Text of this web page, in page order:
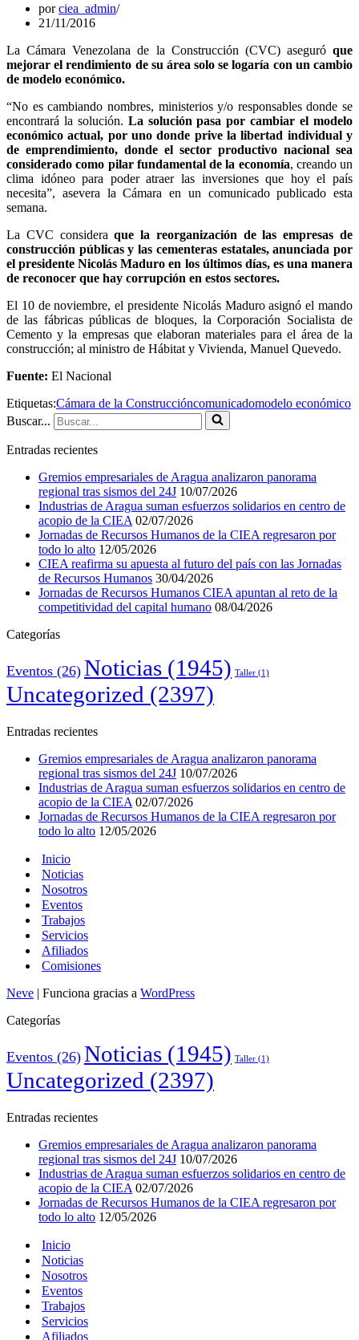
porciea_admin
21/11/2016
La Cámara Venezolana de la Construcción (CVC) aseguró que
mejorar el rendimiento de su área solo se logaría con un cambio
de modelo económico.
“No es cambiando nombres, ministerios y/o responsables donde se
encontrará la solución. La solución pasa por cambiar el modelo
económico actual, por uno donde prive la libertad individual y
de emprendimiento, donde el sector productivo nacional sea
considerado como pilar fundamental de la economía, creando un
clima idóneo para poder atraer las inversiones que hoy el país
necesita”, asevera la Cámara en un comunicado publicado esta
semana.
La CVC consideraque la reorganización de las empresas de
construcción públicas y las cementeras estatales, anunciada por
el presidente Nicolás Maduro en los últimos días, es una manera
de reconocer que hay corrupción en estos sectores.
El 10 de noviembre, el presidente Nicolás Maduro asignó el mando
de las fábricas públicas de bloques, la Corporación Socialista de
Cemento y la empresas que elaboran materiales para el área de la
construcción; al ministro de Hábitat y Vivienda, Manuel Quevedo.
Fuente: El Nacional
Etiquetas:Cámara de la Construccióncomunicadomodelo económico
Buscar...
Entradas recientes
Gremios empresariales de Aragua analizaron panorama
regional tras sismos del 24J 10/07/2026
Industrias de Aragua suman esfuerzos solidarios en centro de
acopio de la CIEA 02/07/2026
Jornadas de Recursos Humanos de la CIEA regresaron por
todo lo alto 12/05/2026
CIEA reafirma su apuesta al futuro del país con las Jornadas
de Recursos Humanos 30/04/2026
Jornadas de Recursos Humanos CIEA apuntan al reto de la
competitividad del capital humano 08/04/2026
Categorías
Eventos (26) Noticias (1945) Taller (1)
Uncategorized (2397)
Entradas recientes
Gremios empresariales de Aragua analizaron panorama
regional tras sismos del 24J 10/07/2026
Industrias de Aragua suman esfuerzos solidarios en centro de
acopio de la CIEA 02/07/2026
Jornadas de Recursos Humanos de la CIEA regresaron por
todo lo alto 12/05/2026
Inicio
Noticias
Nosotros
Eventos
Trabajos
Servicios
Afiliados
Comisiones
Neve | Funciona gracias a WordPress
Categorías
Eventos (26) Noticias (1945) Taller (1)
Uncategorized (2397)
Entradas recientes
Gremios empresariales de Aragua analizaron panorama
regional tras sismos del 24J 10/07/2026
Industrias de Aragua suman esfuerzos solidarios en centro de
acopio de la CIEA 02/07/2026
Jornadas de Recursos Humanos de la CIEA regresaron por
todo lo alto 12/05/2026
Inicio
Noticias
Nosotros
Eventos
Trabajos
Servicios
Afiliados